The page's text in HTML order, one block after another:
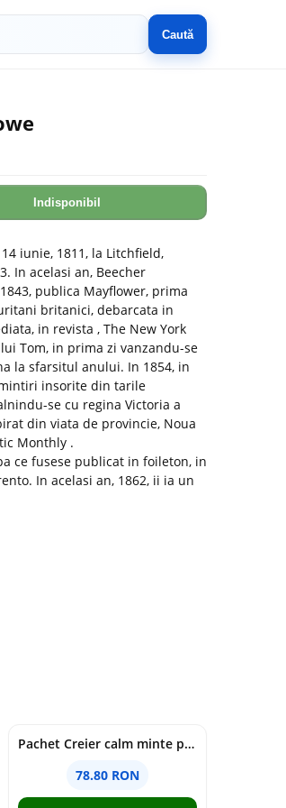
Caută
Indisponibil
iunie, 1811, la Litchfield,
In acelasi an, Beecher
publica Mayflower, prima
britanici, debarcata in
in revista , The New York
Tom, in prima zi vanzandu-se
la sfarsitul anului. In 1854, in
insorite din tarile
se cu regina Victoria a
din viata de provincie, Noua
Monthly .
ce fusese publicat in foileton, in
In acelasi an, 1862, ii ia un
Pachet Creier calm minte puternică
78.80 RON